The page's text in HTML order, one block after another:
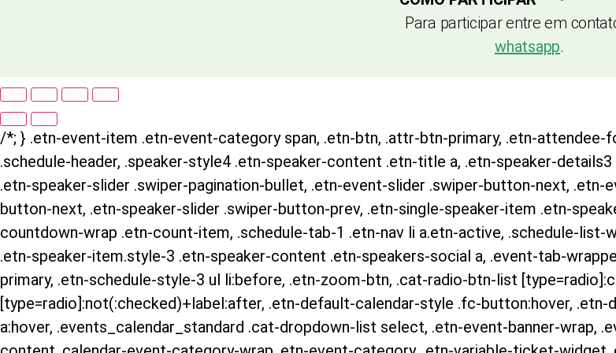
Para participar entre em
whatsapp.
/*; } .etn-event-item .etn-event-category span, .etn-btn, .attr-btn-primary, .etn-
.schedule-header, .speaker-style4 .etn-speaker-content .etn-title a, .etn-speaker-
.etn-speaker-slider .swiper-pagination-bullet, .etn-event-slider .swiper-button-next,
button-next, .etn-speaker-slider .swiper-button-prev, .etn-single-speaker-item .etn-
countdown-wrap .etn-count-item, .schedule-tab-1 .etn-nav li a.etn-active, .schedule-
.etn-speaker-item.style-3 .etn-speaker-content .etn-speakers-social a, .event-tab-
primary, .etn-schedule-style-3 ul li:before, .etn-zoom-btn, .cat-radio-btn-list
[type=radio]:not(:checked)+label:after, .etn-default-calendar-style .fc-button:hover,
a:hover, .events_calendar_standard .cat-dropdown-list select, .etn-event-banner-wrap,